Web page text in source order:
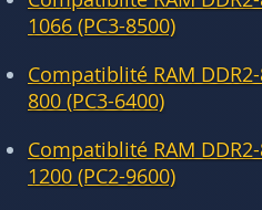
1066 (PC3-8500)
Compatiblité RAM
800 (PC3-6400)
Compatiblité RAM
1200 (PC2-9600)